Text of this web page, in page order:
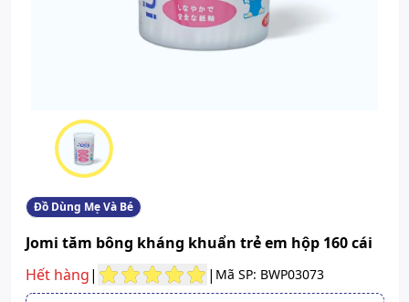
Đồ Dùng Mẹ Và Bé
Jomi tăm bông kháng khuẩn trẻ em hộp 160 cái
Hết hàng| | Mã SP: BWP03073